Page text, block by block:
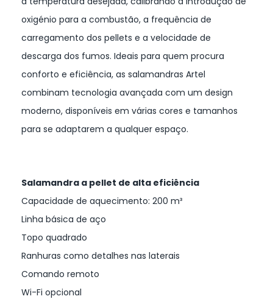
oxigénio para a combustão, a frequência de
carregamento dos pellets e a velocidade de
descarga dos fumos. Ideais para quem procura
conforto e eficiência, as salamandras Artel
combinam tecnologia avançada com um design
moderno, disponíveis em várias cores e tamanhos
para se adaptarem a qualquer espaço.
Salamandra a pellet de alta eficiência
Capacidade de aquecimento: 200 m³
Linha básica de aço
Topo quadrado
Ranhuras como detalhes nas laterais
Comando remoto
Wi-Fi opcional